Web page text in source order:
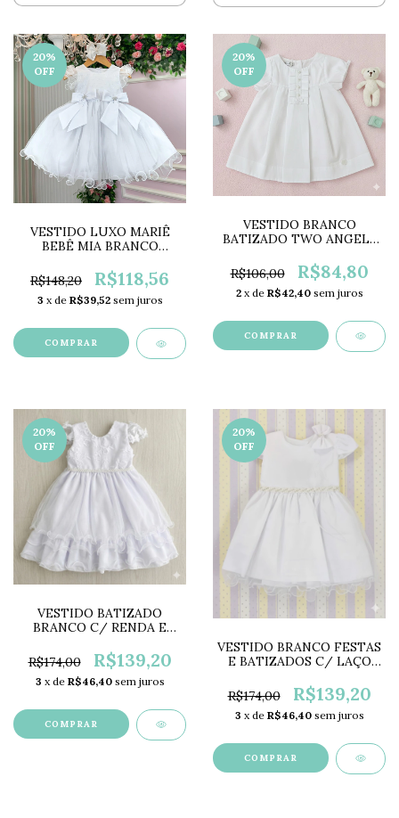
20%
OFF
VESTIDO LUXO MARIÊ
BEBÊ MIA BRANCO
R$148,20
R$118,56
3 x de R$39,52 sem juros
COMPRAR
20%
OFF
VESTIDO BRANCO
BATIZADO TWO ANGELS
R$106,00
R$84,80
2 x de R$42,40 sem juros
COMPRAR
20%
OFF
VESTIDO BATIZADO
BRANCO C/ RENDA E
R$174,00
R$139,20
3 x de R$46,40 sem juros
COMPRAR
20%
OFF
VESTIDO BRANCO FESTAS
E BATIZADOS C/ LAÇO
R$174,00
R$139,20
3 x de R$46,40 sem juros
COMPRAR